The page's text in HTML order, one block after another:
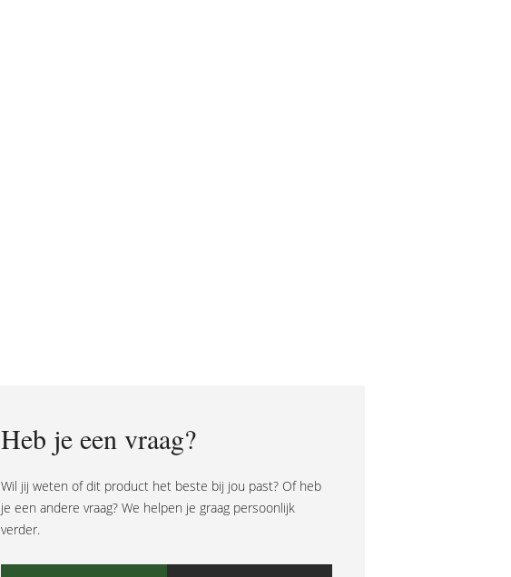
Heb je een vraag?
Wil jij weten of dit product het beste bij jou past? Of heb
je een andere vraag? We helpen je graag persoonlijk
verder.